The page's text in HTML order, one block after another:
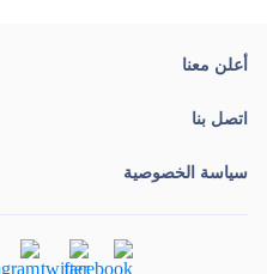
أعلن معنا
اتصل بنا
سياسة الخصوصية